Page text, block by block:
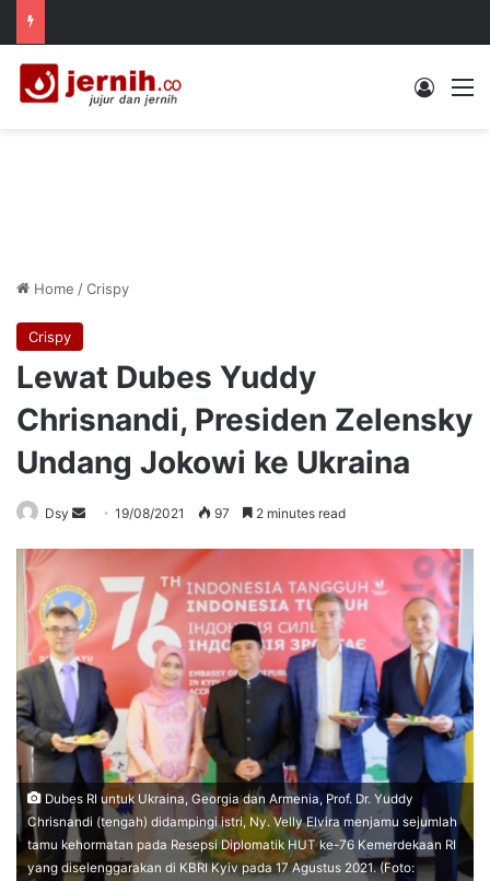
Log In
Home /Crispy
Crispy
Lewat Dubes Yuddy
Chrisnandi, Presiden Zelensky
Undang Jokowi ke Ukraina
Dsy
Send19/08/2021 97 2 minutes read
Dubes RI untuk Ukraina, Georgia dan Armenia, Prof. Dr. Yuddy
Chrisnandi (tengah) didampingi istri, Ny. Velly Elvira menjamu sejumlah
tamu kehormatan pada Resepsi Diplomatik HUT ke-76 Kemerdekaan RI
yang diselenggarakan di KBRI Kyiv pada 17 Agustus 2021. (Foto: